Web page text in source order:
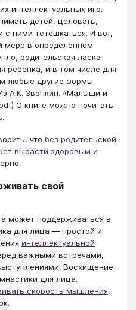
интеллектуальных игр.
детей, целовать,
с ними тетёшкаться. И вот,
мере в определённом
родительская ласка
ребёнка, и в том числе для
любые другие формы
А.К. Звонкин. «Малыши и
О книге можно почитать
.
что без родительской
вырасти здоровым и
свой
может поддерживаться в
для лица — простой и
интеллектуальной
важными встречами,
Восхищение
для лица.
скорость мышления,